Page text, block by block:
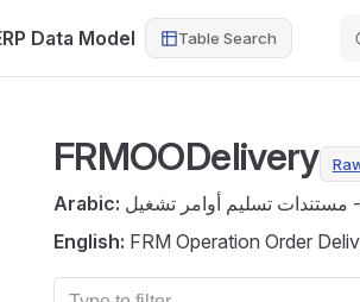
Data Model Table Search
FRMOODelivery
Arabic: مستندات تسليم أوامر تشغيل
English: FRM Operation Order